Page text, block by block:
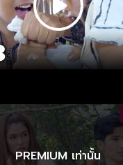
PREMIUM เท่านั้น